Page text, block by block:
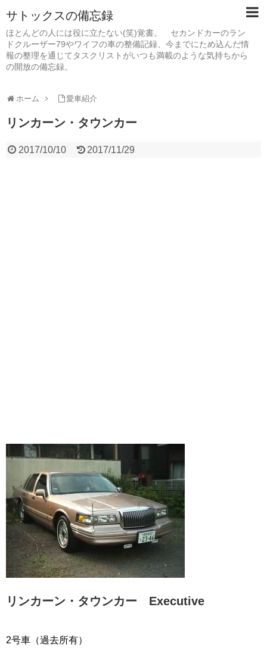
サトックスの備忘録
ほとんどの人には役に立たない(笑)覚書。 セカンドカーのラン
ドクルーザー79やワイフの車の整備記録、今までにため込んだ情
報の整理を通じてタスクリストがいつも満載のような気持ちから
の開放の備忘録。
ホーム 愛車紹介
リンカーン・タウンカー
2017/10/10 2017/11/29
リンカーン・タウンカー Executive
2号車（過去所有）